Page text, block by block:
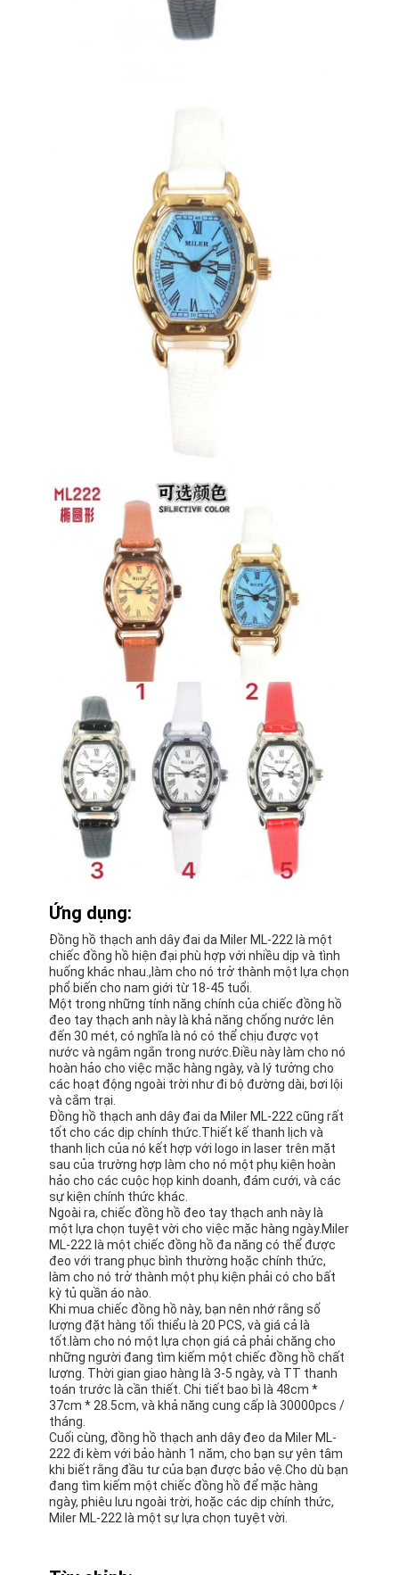
Ứng dụng:
Đồng hồ thạch anh dây đai da Miler ML-222 là một
chiếc đồng hồ hiện đại phù hợp với nhiều dịp và tình
huống khác nhau.,làm cho nó trở thành một lựa chọn
phổ biến cho nam giới từ 18-45 tuổi.
Một trong những tính năng chính của chiếc đồng hồ
đeo tay thạch anh này là khả năng chống nước lên
đến 30 mét, có nghĩa là nó có thể chịu được vọt
nước và ngâm ngắn trong nước.Điều này làm cho nó
hoàn hảo cho việc mặc hàng ngày, và lý tưởng cho
các hoạt động ngoài trời như đi bộ đường dài, bơi lội
và cắm trại.
Đồng hồ thạch anh dây đai da Miler ML-222 cũng rất
tốt cho các dịp chính thức.Thiết kế thanh lịch và
thanh lịch của nó kết hợp với logo in laser trên mặt
sau của trường hợp làm cho nó một phụ kiện hoàn
hảo cho các cuộc họp kinh doanh, đám cưới, và các
sự kiện chính thức khác.
Ngoài ra, chiếc đồng hồ đeo tay thạch anh này là
một lựa chọn tuyệt vời cho việc mặc hàng ngày.Miler
ML-222 là một chiếc đồng hồ đa năng có thể được
đeo với trang phục bình thường hoặc chính thức,
làm cho nó trở thành một phụ kiện phải có cho bất
kỳ tủ quần áo nào.
Khi mua chiếc đồng hồ này, bạn nên nhớ rằng số
lượng đặt hàng tối thiểu là 20 PCS, và giá cả là
tốt.làm cho nó một lựa chọn giá cả phải chăng cho
những người đang tìm kiếm một chiếc đồng hồ chất
lượng. Thời gian giao hàng là 3-5 ngày, và TT thanh
toán trước là cần thiết. Chi tiết bao bì là 48cm *
37cm * 28.5cm, và khả năng cung cấp là 30000pcs /
tháng.
Cuối cùng, đồng hồ thạch anh dây đeo da Miler ML-
222 đi kèm với bảo hành 1 năm, cho bạn sự yên tâm
khi biết rằng đầu tư của bạn được bảo vệ.Cho dù bạn
đang tìm kiếm một chiếc đồng hồ để mặc hàng
ngày, phiêu lưu ngoài trời, hoặc các dịp chính thức,
Miler ML-222 là một sự lựa chọn tuyệt vời.